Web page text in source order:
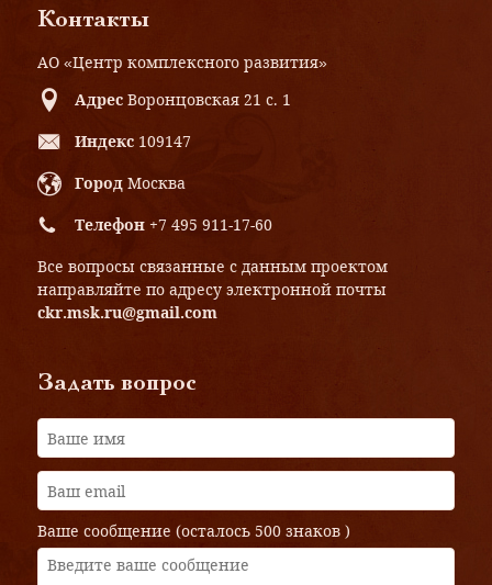
Контакты
АО «Центр комплексного развития»
Адрес Воронцовская 21 с. 1
Индекс 109147
Город Москва
Телефон +7 495 911-17-60
Все вопросы связанные с данным проектом
направляйте по адресу электронной почты
ckr.msk.ru@gmail.com
Задать вопрос
Ваше сообщение (осталось 500 знаков )